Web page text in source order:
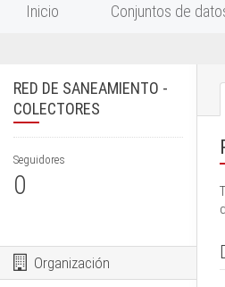
Inicio Conjuntos de
RED DE SANEAMIENTO -
COLECTORES
Seguidores
0
Organización